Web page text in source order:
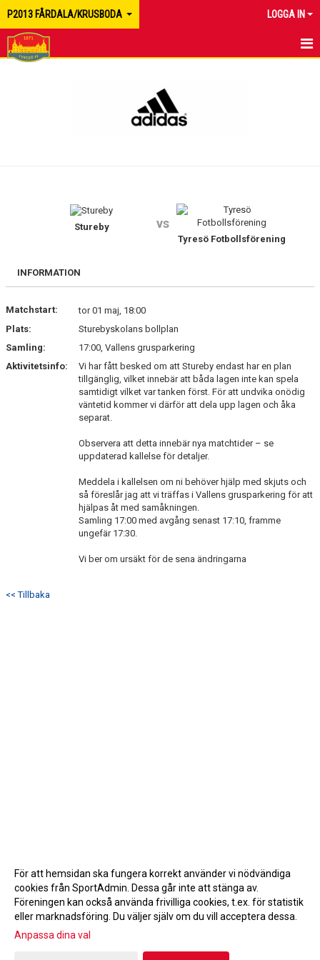
P2013 FÅRDALA/KRUSBODA LOGGA IN
KONTAKT
Stureby vs
Tyresö Fotbollsförening
INFORMATION
Matchstart:
tor 01 maj, 18:00
Plats:
Sturebyskolans bollplan
Samling:
17:00, Vallens grusparkering
Aktivitetsinfo:
Vi har fått besked om att Stureby endast har en plan
tillgänglig, vilket innebär att båda lagen inte kan spela
samtidigt vilket var tanken först. För att undvika onödig
väntetid kommer vi därför att dela upp lagen och åka
separat.
Observera att detta innebär nya matchtider – se
uppdaterad kallelse för detaljer.
Meddela i kallelsen om ni behöver hjälp med skjuts och
så föreslår jag att vi träffas i Vallens grusparkering för att
hjälpas åt med samåkningen.
Samling 17:00 med avgång senast 17:10, framme
ungefär 17:30.
Vi ber om ursäkt för de sena ändringarna
<< Tillbaka
Gå till Webbversion
För att hemsidan ska fungera korrekt använder vi nödvändiga
cookies från SportAdmin. Dessa går inte att stänga av.
Föreningen kan också använda frivilliga cookies, t.ex. för statistik
eller marknadsföring. Du väljer själv om du vill acceptera dessa.
Anpassa dina val